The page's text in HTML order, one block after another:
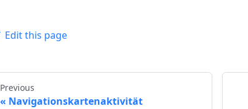
Edit this page
Previous
Navigationskartenaktivität